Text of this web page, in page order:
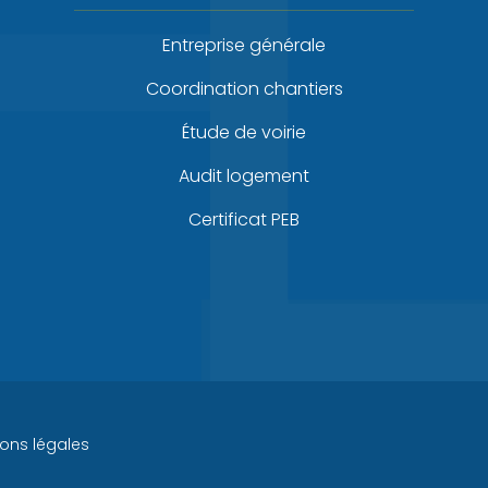
Entreprise générale
Coordination chantiers
Étude de voirie
Audit logement
Certificat PEB
légales